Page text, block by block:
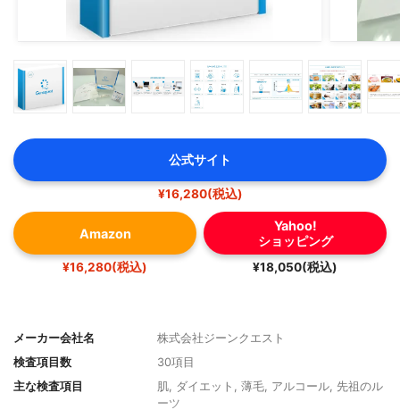
公式サイト
¥16,280(税込)
Amazon
¥16,280(税込)
Yahoo!
ショッピング
¥18,050(税込)
メーカー会社名
株式会社ジーンクエスト
検査項目数
30項目
主な検査項目
肌, ダイエット, 薄毛, アルコール, 先祖のル
ーツ